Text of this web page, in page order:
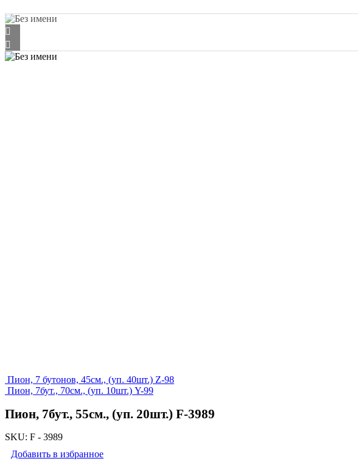
Пион, 7 бутонов, 45см., (уп. 40шт.) Z-98
Пион, 7бут., 70см., (уп. 10шт.) Y-99
Пион, 7бут., 55см., (уп. 20шт.) F-3989
SKU: F - 3989
Добавить в избранное